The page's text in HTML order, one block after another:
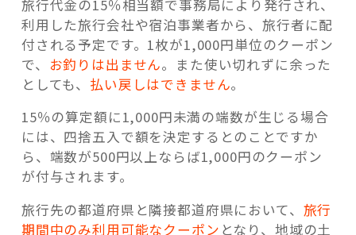
旅行代金の15％相当額で事務局により発行され、
利用した旅行会社や宿泊事業者から、旅行者に配
付される予定です。1枚が1,000円単位のクーポン
で、 お釣りは出ません。また使い切れずに余った
としても、 払い戻しはできません。
15％の算定額に1,000円未満の端数が生じる場合
には、四捨五入で額を決定するとのことですか
ら、端数が500円以上ならば1,000円のクーポン
が付与されます。
旅行先の都道府県と隣接都道府県において、 旅行
期間中のみ利用可能なクーポン となり、地域の土